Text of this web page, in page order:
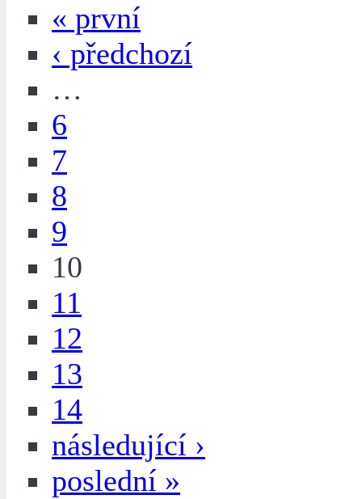
« první
‹ předchozí
…
6
7
8
9
10
11
12
13
14
následující ›
poslední »